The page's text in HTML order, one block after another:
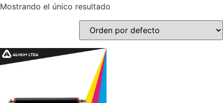
Mostrando el único resultado